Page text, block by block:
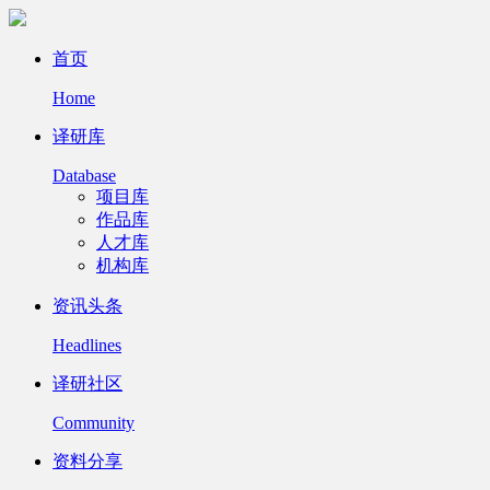
首页
Home
译研库
Database
项目库
作品库
人才库
机构库
资讯头条
Headlines
译研社区
Community
资料分享